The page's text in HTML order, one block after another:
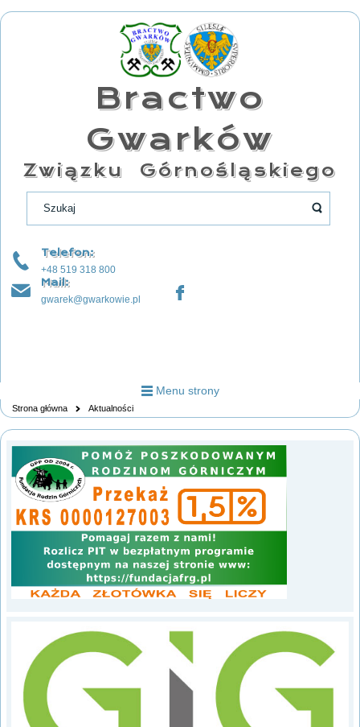
Bractwo
Gwarków
Związku Górnośląskiego
Telefon:
+48 519 318 800
Mail:
gwarek@gwarkowie.pl
Menu strony
Strona główna Aktualności